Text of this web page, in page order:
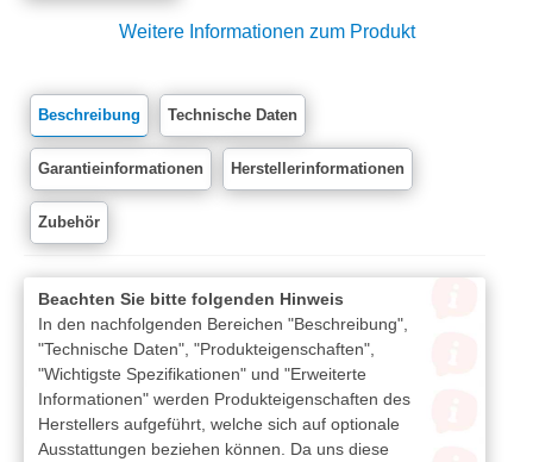
Weitere Informationen zum Produkt
Beschreibung Technische Daten
Garantieinformationen Herstellerinformationen
Zubehör
Beachten Sie bitte folgenden Hinweis
In den nachfolgenden Bereichen "Beschreibung",
"Technische Daten", "Produkteigenschaften",
"Wichtigste Spezifikationen" und "Erweiterte
Informationen" werden Produkteigenschaften des
Herstellers aufgeführt, welche sich auf optionale
Ausstattungen beziehen können. Da uns diese